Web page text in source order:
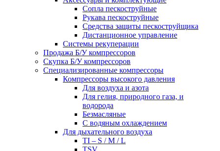
Сопла пескоструйные
Рукава пескоструйные
Средства защиты пескоструйщика
Дистанционное управление
Системы рекуперации
Продажа Б/У компрессоров
Скупка Б/У компрессоров
Специализированные компрессоры
Компрессоры высокого давления
Для воздуха и азота
Для гелия, природного газа, и
водорода
Безмасляные
С водяным охлаждением
Для дыхательного воздуха
TI – S / M / L
TSV